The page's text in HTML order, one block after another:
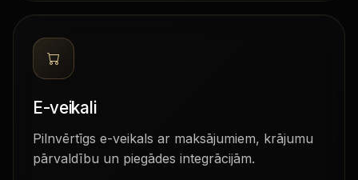
E-veikali
Pilnvērtīgs e-veikals ar maksājumiem, krājumu
pārvaldību un piegādes integrācijām.